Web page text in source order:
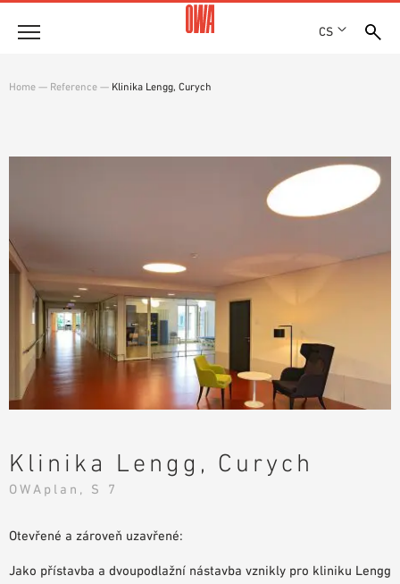
CS
SHOWROOM 7TH FLOOR
PŘEHLED PRODUKTŮ
Technické poradenství
Servis
TEXTY PRO VÝBĚROVÁ ŘÍZENÍ
SOUBORY KE STAŽENÍ
PROHLÁŠENÍ O VLASTNOSTECH (DOP)
VIDEA
OBJEDNÁVKA VZORKŮ
Home — Reference — Klinika Lengg, Curych
Klinika Lengg, Curych
OWAplan, S 7
Otevřené a zároveň uzavřené:
Jako přístavba a dvoupodlažní nástavba vznikly pro kliniku Lengg